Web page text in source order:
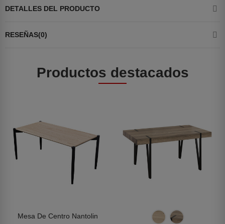
DETALLES DEL PRODUCTO
RESEÑAS(0)
Productos destacados
Mesa De Centro Nantolin